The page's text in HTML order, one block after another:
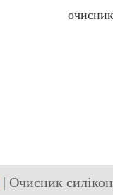
| Очисник